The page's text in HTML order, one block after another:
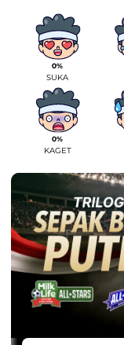
0%
SUKA
0%
KAGET